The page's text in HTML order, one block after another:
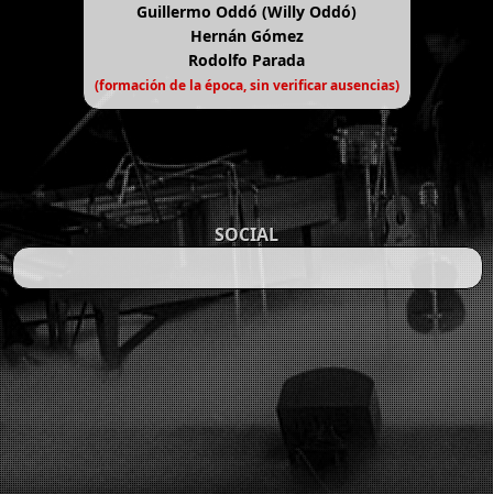
Guillermo Oddó (Willy Oddó)
Hernán Gómez
Rodolfo Parada
(formación de la época, sin verificar ausencias)
SOCIAL